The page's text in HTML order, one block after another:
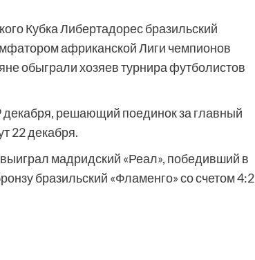
Кубка Либертадорес бразильский
африканской Лиги чемпионов
обыграли хозяев турнира футболистов
решающий поединок за главный
22 декабря.
мадридский «Реал», победивший в
бразильский «Фламенго» со счетом 4:2